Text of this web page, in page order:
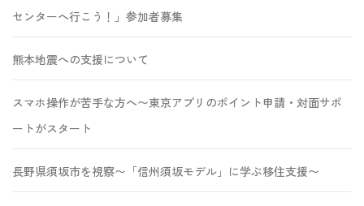
センターへ行こう！」参加者募集
熊本地震への支援について
スマホ操作が苦手な方へ〜東京アプリのポイント申請・対面サポ
ートがスタート
長野県須坂市を視察〜「信州須坂モデル」に学ぶ移住支援〜